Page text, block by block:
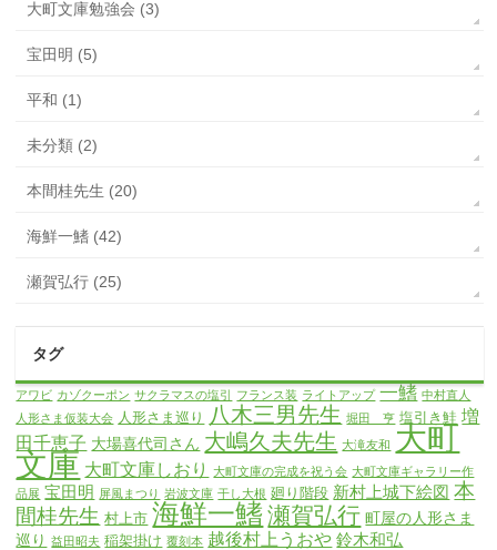
大町文庫勉強会 (3)
宝田明 (5)
平和 (1)
未分類 (2)
本間桂先生 (20)
海鮮一鰭 (42)
瀬賀弘行 (25)
タグ
アワビ カゾクーポン サクラマスの塩引 フランス装 ライトアップ 一鰭 中村直人
人形さま仮装大会 人形さま巡り 八木三男先生 堀田 亨 塩引き鮭 増
田千恵子 大場喜代司さん 大嶋久夫先生 大滝友和 大町
文庫 大町文庫しおり 大町文庫の完成を祝う会 大町文庫ギャラリー作
品展 宝田明 屏風まつり 岩波文庫 干し大根 廻り階段 新村上城下絵図 本
間桂先生 村上市 海鮮一鰭瀬賀弘行 町屋の人形さま
巡り
益田昭夫 稲架掛け 覆刻本 越後村上うおや 鈴木和弘